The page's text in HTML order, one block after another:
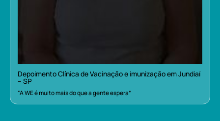
Depoimento Clínica de Vacinação e imunização em Jundiaí
– SP
“A WE é muito mais do que a gente espera”